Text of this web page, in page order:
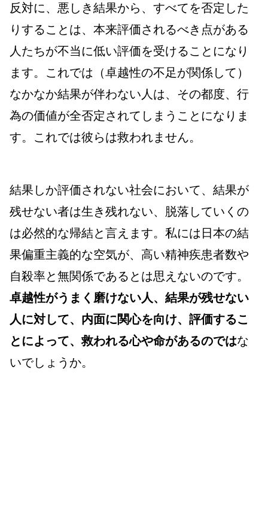
反対に、悪しき結果から、すべてを否定した
りすることは、本来評価されるべき点がある
人たちが不当に低い評価を受けることになり
ます。これでは（卓越性の不足が関係して）
なかなか結果が伴わない人は、その都度、行
為の価値が全否定されてしまうことになりま
す。これでは彼らは救われません。
結果しか評価されない社会において、結果が
残せない者は生き残れない、脱落していくの
は必然的な帰結と言えます。私には日本の結
果偏重主義的な空気が、高い精神疾患者数や
自殺率と無関係であるとは思えないのです。
卓越性がうまく磨けない人、結果が残せない
人に対して、内面に関心を向け、評価するこ
とによって、救われる心や命があるのではな
いでしょうか。